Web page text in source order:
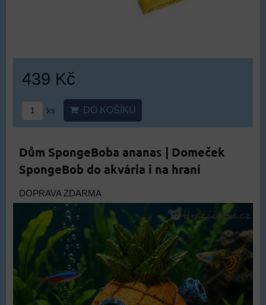
439 Kč
ks DO KOŠÍKU
Dům SpongeBoba ananas | Domeček
SpongeBob do akvária i na hraní
DOPRAVA ZDARMA